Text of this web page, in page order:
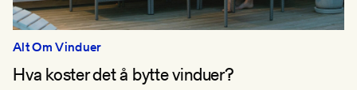
Alt Om Vinduer
Hva koster det å bytte vinduer?